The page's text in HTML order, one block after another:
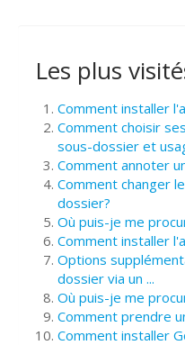
Les plus
Comment installer
Comment choisir
sous-dossier et
Comment annoter
Comment changer
dossier?
Où puis-je me
Comment installer
Options
dossier via un ...
Où puis-je me
Comment prendre
Comment installer